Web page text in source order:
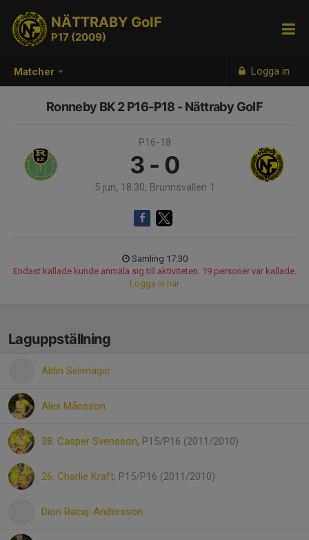
Matcher Logga in
NÄTTRABY GoIF
P17 (2009)
Ronneby BK 2 P16-P18 - Nättraby GoIF
P16-18
3 - 0
5 jun, 18:30, Brunnsvallen 1
Samling 17:30
Endast kallade kunde anmäla sig till aktiviteten. 19 personer var kallade.
Logga in här
Laguppställning
Aldin Selimagic
Alex Månsson
38. Casper Svensson, P15/P16 (2011/2010)
26. Charlie Kraft, P15/P16 (2011/2010)
Dion Racaj-Andersson